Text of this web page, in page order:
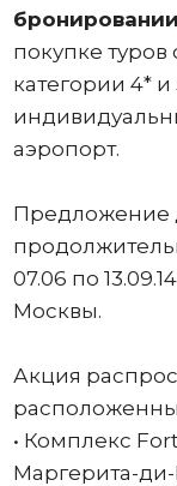
бронировании
покупке
категории 4*
аэропорт.
Предложение
07.06 по
Москвы.
Акция
• Комплекс
Маргерита-ди-